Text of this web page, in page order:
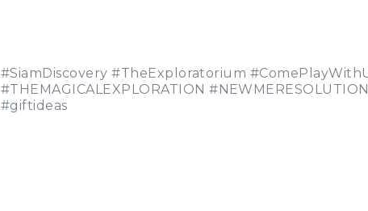
#SiamDiscovery #TheExploratorium
#THEMAGICALEXPLORATION
#giftideas